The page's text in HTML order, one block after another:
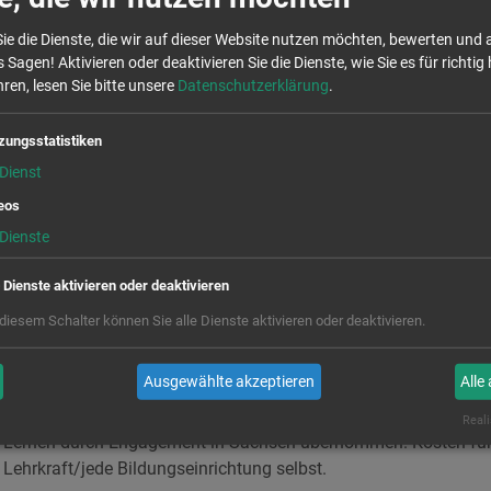
„Bildungsland Sachsen 2030“ werden durch die
Sachsen (KLE) Formate entwickelt, die Schülerinnen und
Selbstwirksamkeit befähigen und fürs Lernen begeistern
12. August möglich
des Landesnetzwerktreffens finden Sie auf der
durch Engagement:
können Sie sich bis zum 12. August 2024 anmelden:
kle-sachsen-2024
im Fortbildungskatalog des Landesamtes für Schule
Verpflegungs-, Programm- und Materialkosten
durch Engagement in Sachsen übernommen. Kosten
jede Bildungseinrichtung selbst.
die Dienste, die wir auf dieser Website nutzen möchten, bewerten und
Sagen! Aktivieren oder deaktivieren Sie die Dienste, wie Sie es für richtig
lesen Sie bitte unsere Datenschutzerklärung.
Dienst
Dienste
Dienste aktivieren oder deaktivieren
Schalter können Sie alle Dienste aktivieren oder deaktivieren.
Ausgewählte akzeptieren Alle